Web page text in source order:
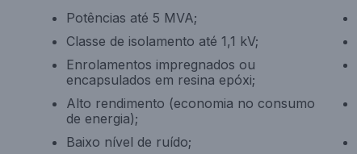
Potências até 5 MVA;
Classe de isolamento até 1,1 kV;
Enrolamentos impregnados ou
encapsulados em resina epóxi;
Alto rendimento (economia no consumo
de energia);
Baixo nível de ruído;